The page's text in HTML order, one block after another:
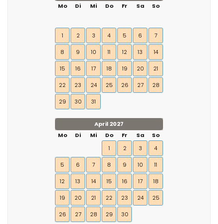
Mo
Di Mi Do Fr Sa So
1 2 3 4 5 6 7
8 9 10 11 12 13 14
15 16 17 18 19 20 21
22 23 24 25 26 27 28
29 30 31
April 2027
Mo
Di Mi Do Fr Sa
So
1
2 3 4
5 6 7 8 9 10 11
12 13 14 15 16 17 18
19 20 21 22 23 24 25
26 27 28 29 30